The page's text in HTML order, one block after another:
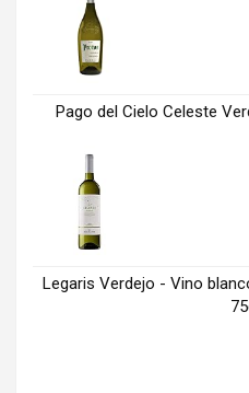
Pago del Cielo Celeste
Legaris Verdejo - Vino